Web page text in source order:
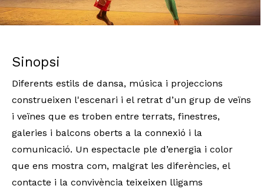
Sinopsi
Diferents estils de dansa, música i projeccions
construeixen l'escenari i el retrat d’un grup de veïns
i veïnes que es troben entre ter­rats, finestres,
galeries i balcons oberts a la connexió i la
comunicació. Un espectacle ple d’energia i color
que ens mostra com, malgrat les diferències, el
contacte i la convivència teixeixen lligams